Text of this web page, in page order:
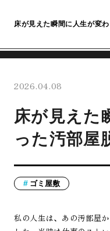
床が見えた瞬間に人生が変
2026.04.08
床が見えた
った汚部屋
ゴミ屋敷
私の人生は、あの汚部屋